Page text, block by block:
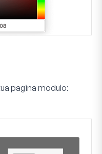
pagina modulo: